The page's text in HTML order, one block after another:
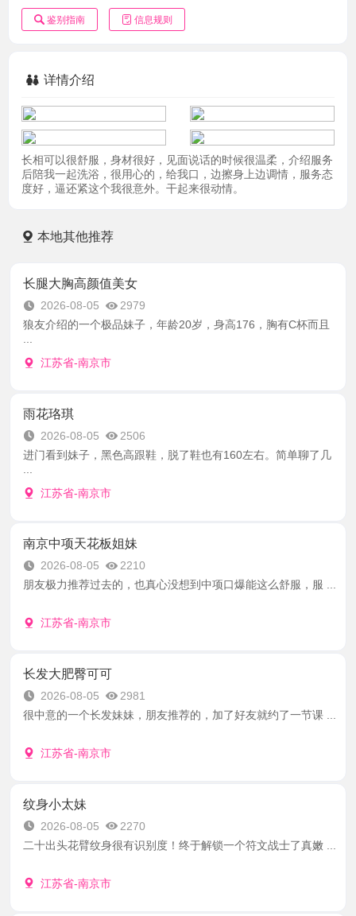
鉴别指南 信息规则
详情介绍
长相可以很舒服，身材很好，见面说话的时候很温柔，介绍服务
后陪我一起洗浴，很用心的，给我口，边擦身上边调情，服务态
度好，逼还紧这个我很意外。干起来很动情。
本地其他推荐
长腿大胸高颜值美女
2026-08-05
2979
狼友介绍的一个极品妹子，年龄20岁，身高176，胸有C杯而且
...
江苏省-南京市
雨花珞琪
2026-08-05
2506
进门看到妹子，黑色高跟鞋，脱了鞋也有160左右。简单聊了几
江苏省-南京市
南京中项天花板姐妹
2026-08-05
2210
朋友极力推荐过去的，也真心没想到中项口爆能这么舒服，服 ...
江苏省-南京市
长发大肥臀可可
2026-08-05
2981
很中意的一个长发妹妹，朋友推荐的，加了好友就约了一节课 ...
江苏省-南京市
纹身小太妹
2026-08-05
2270
二十出头花臂纹身很有识别度！终于解锁一个符文战士了真嫩 ...
江苏省-南京市